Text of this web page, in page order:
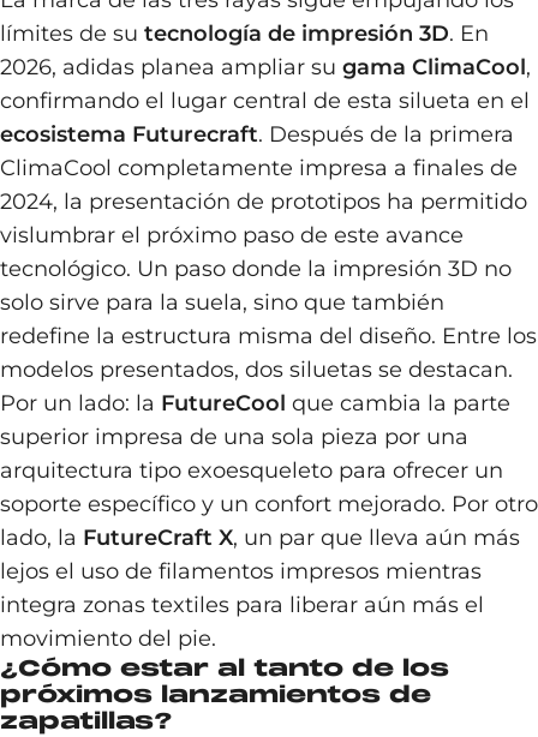
límites de su tecnología de impresión 3D. En
2026, adidas planea ampliar su gama ClimaCool,
confirmando el lugar central de esta silueta en el
ecosistema Futurecraft. Después de la primera
ClimaCool completamente impresa a finales de
2024, la presentación de prototipos ha permitido
vislumbrar el próximo paso de este avance
tecnológico. Un paso donde la impresión 3D no
solo sirve para la suela, sino que también
redefine la estructura misma del diseño. Entre los
modelos presentados, dos siluetas se destacan.
Por un lado: la FutureCool que cambia la parte
superior impresa de una sola pieza por una
arquitectura tipo exoesqueleto para ofrecer un
soporte específico y un confort mejorado. Por otro
lado, la FutureCraft X, un par que lleva aún más
lejos el uso de filamentos impresos mientras
integra zonas textiles para liberar aún más el
movimiento del pie.
¿Cómo estar al tanto de los
próximos lanzamientos de
zapatillas?